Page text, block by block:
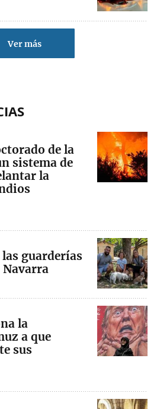
Ver más
de la
sistema de
la
las guarderías
Navarra
la
a que
sus